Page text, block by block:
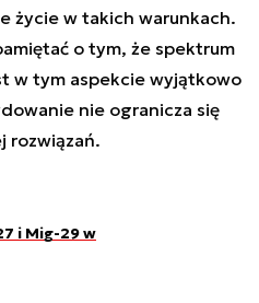
życie w takich warunkach.
o tym, że spektrum
w tym aspekcie wyjątkowo
nie ogranicza się
rozwiązań.
i Mig-29 w